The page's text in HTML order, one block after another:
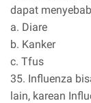
dapat
a. Diare
b. Kanker
c. Tfus
35. Influenza
lain, karean